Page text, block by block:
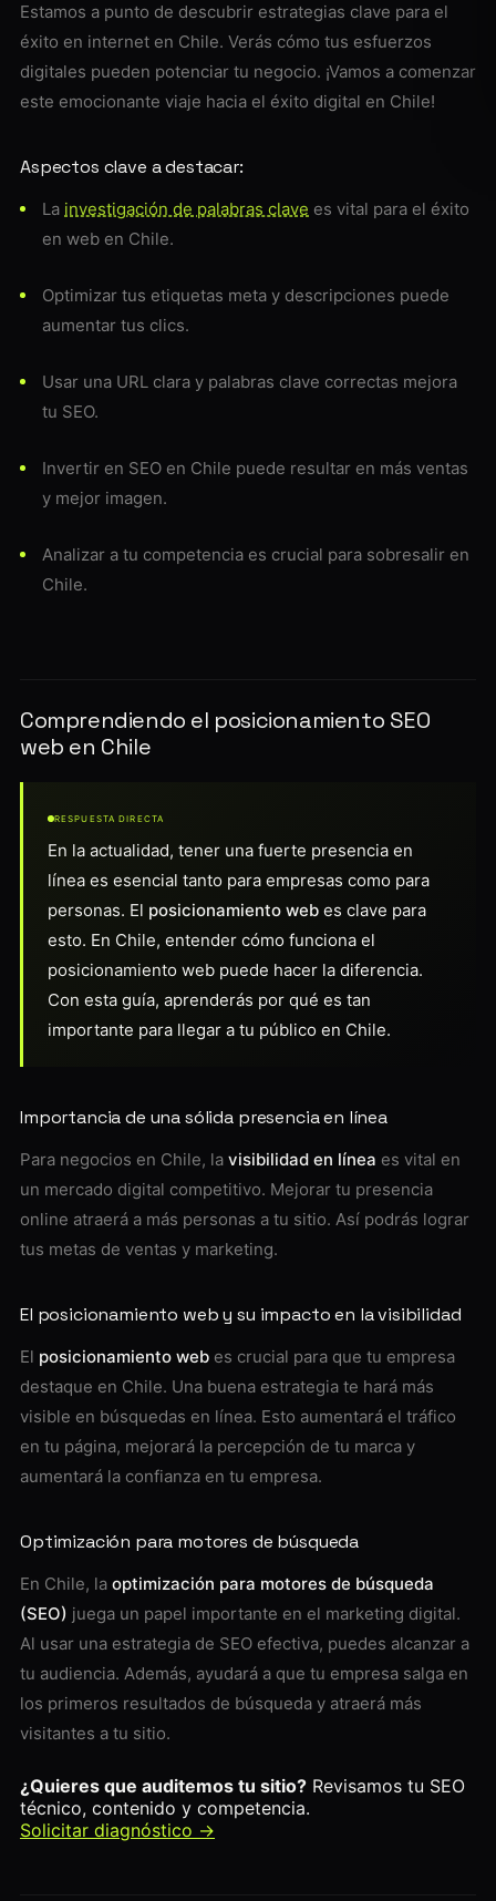
Estamos a punto de descubrir estrategias clave para el
éxito en internet en Chile. Verás cómo tus esfuerzos
digitales pueden potenciar tu negocio. ¡Vamos a comenzar
este emocionante viaje hacia el éxito digital en Chile!
Aspectos clave a destacar:
La investigación de palabras clave es vital para el éxito
en web en Chile.
Optimizar tus etiquetas meta y descripciones puede
aumentar tus clics.
Usar una URL clara y palabras clave correctas mejora
tu SEO.
Invertir en SEO en Chile puede resultar en más ventas
y mejor imagen.
Analizar a tu competencia es crucial para sobresalir en
Chile.
Comprendiendo el posicionamiento SEO
web en Chile
RESPUESTA DIRECTA
En la actualidad, tener una fuerte presencia en
línea es esencial tanto para empresas como para
personas. El posicionamiento web es clave para
esto. En Chile, entender cómo funciona el
posicionamiento web puede hacer la diferencia.
Con esta guía, aprenderás por qué es tan
importante para llegar a tu público en Chile.
Importancia de una sólida presencia en línea
Para negocios en Chile, la visibilidad en línea es vital en
un mercado digital competitivo. Mejorar tu presencia
online atraerá a más personas a tu sitio. Así podrás lograr
tus metas de ventas y marketing.
El posicionamiento web y su impacto en la visibilidad
El posicionamiento web es crucial para que tu empresa
destaque en Chile. Una buena estrategia te hará más
visible en búsquedas en línea. Esto aumentará el tráfico
en tu página, mejorará la percepción de tu marca y
aumentará la confianza en tu empresa.
Optimización para motores de búsqueda
En Chile, la optimización para motores de búsqueda
(SEO) juega un papel importante en el marketing digital.
Al usar una estrategia de SEO efectiva, puedes alcanzar a
tu audiencia. Además, ayudará a que tu empresa salga en
los primeros resultados de búsqueda y atraerá más
visitantes a tu sitio.
¿Quieres que auditemos tu sitio? Revisamos tu SEO
técnico, contenido y competencia.
Solicitar diagnóstico →